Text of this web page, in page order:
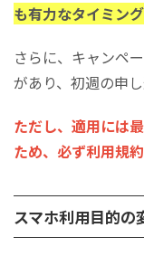
も有力なタイミング
さらに、キャンペ
があり、初週の申
ただし、適用には
ため、必ず利用規
スマホ利用目的の